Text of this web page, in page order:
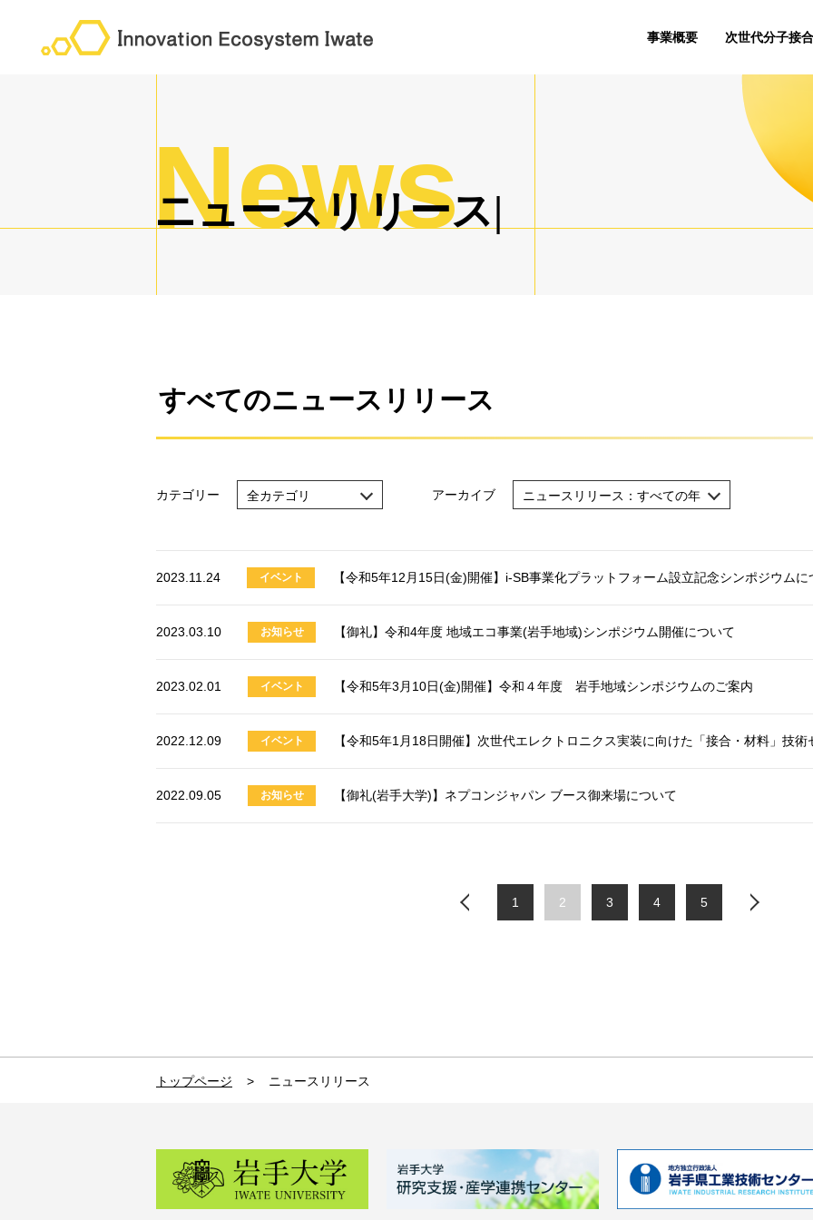
事業概要 次世代分子接
ニュースリリース
News
すべてのニュースリリース
カテゴリー
全カテゴリ
お知らせ
イベント
活動報告
アーカイブ
ニュースリリース：すべての年
ニュースリリース：2024年
ニュースリリース：2023年
ニュースリリース：2021年
2023.11.24 イベント 【令和5年12月15日(金)開催】i-SB事業化プラットフォーム設立記念シンポジウムに
2023.03.10 お知らせ 【御礼】令和4年度 地域エコ事業(岩手地域)シンポジウム開催について
2023.02.01 イベント 【令和5年3月10日(金)開催】令和４年度 岩手地域シンポジウムのご案内
2022.12.09 イベント 【令和5年1月18日開催】次世代エレクトロニクス実装に向けた「接合・材料」技術
2022.09.05 お知らせ 【御礼(岩手大学)】ネプコンジャパン ブース御来場について
1 2 3 4 5
トップページ > ニュースリリース